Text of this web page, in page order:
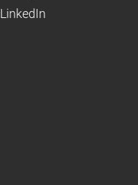
LinkedIn